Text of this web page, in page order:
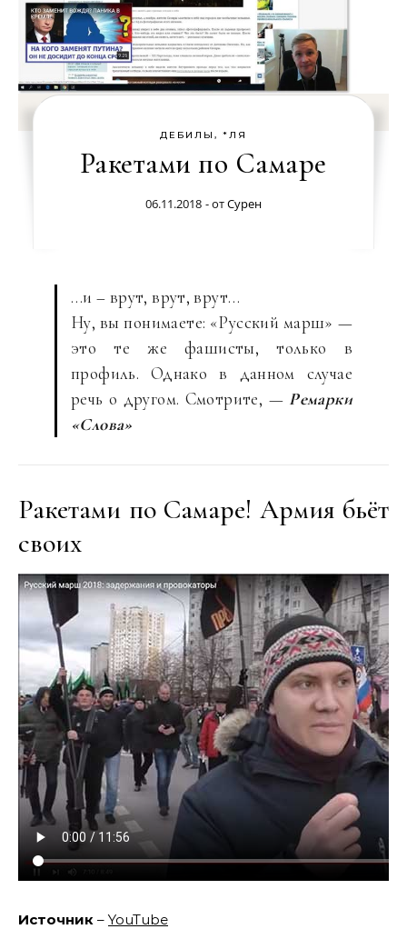
ДЕБИЛЫ, *ЛЯ
Ракетами по Самаре
06.11.2018 - отСурен
…и – врут, врут, врут…
Ну, вы понимаете: «Русский марш» —
это те же фашисты, только в
профиль. Однако в данном случае
речь о другом. Смотрите, — Ремарки
«Слова»
Ракетами по Самаре! Армия бьёт
своих
Источник – YouTube